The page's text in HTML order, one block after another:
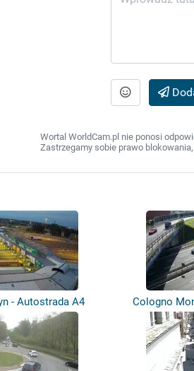
Wortal WorldCam.pl nie ponosi
Zastrzegamy sobie prawo
- Autostrada A4
Cologno